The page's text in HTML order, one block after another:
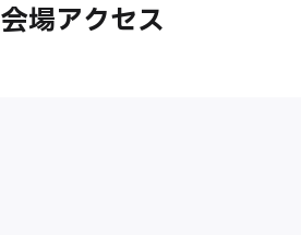
会場アクセス